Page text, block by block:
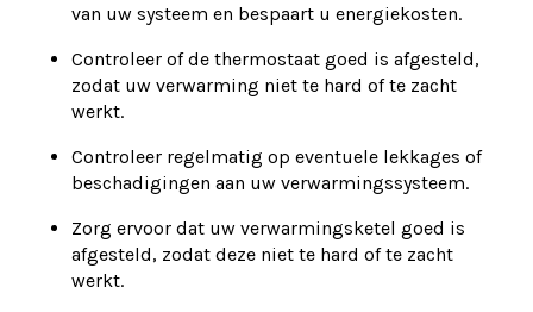
van uw systeem en bespaart u energiekosten.
Controleer of de thermostaat goed is afgesteld,
zodat uw verwarming niet te hard of te zacht
werkt.
Controleer regelmatig op eventuele lekkages of
beschadigingen aan uw verwarmingssysteem.
Zorg ervoor dat uw verwarmingsketel goed is
afgesteld, zodat deze niet te hard of te zacht
werkt.